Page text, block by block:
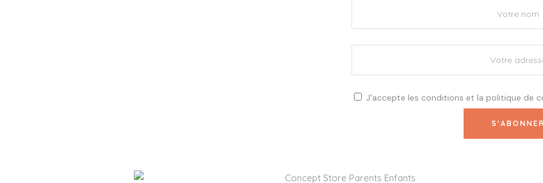
J'accepte les conditions et la politique de